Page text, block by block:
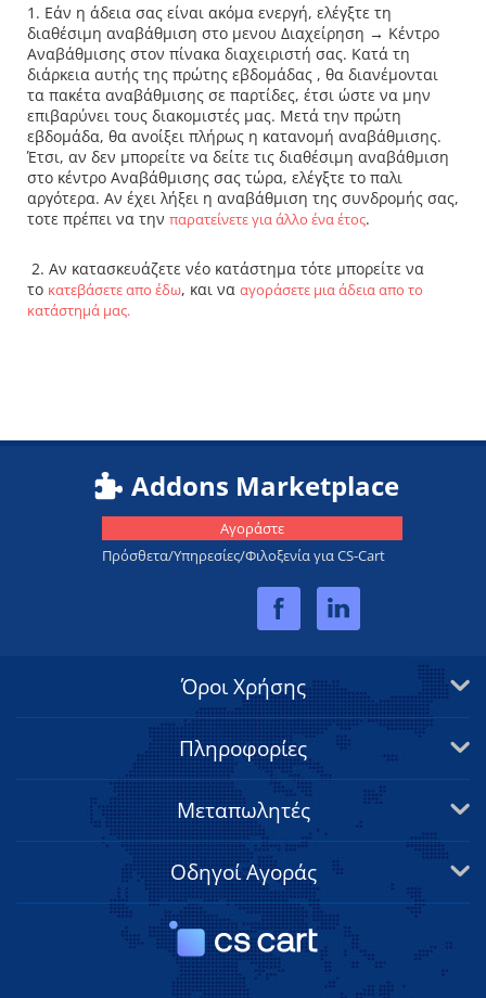
1. Εάν η άδεια σας είναι ακόμα ενεργή, ελέγξτε τη
διαθέσιμη αναβάθμιση στο μενου Διαχείρηση → Κέντρο
Αναβάθμισης στον πίνακα διαχειριστή σας. Κατά τη
διάρκεια αυτής της πρώτης εβδομάδας , θα διανέμονται
τα πακέτα αναβάθμισης σε παρτίδες, έτσι ώστε να μην
επιβαρύνει τους διακομιστές μας. Μετά την πρώτη
εβδομάδα, θα ανοίξει πλήρως η κατανομή αναβάθμισης.
Έτσι, αν δεν μπορείτε να δείτε τις διαθέσιμη αναβάθμιση
στο κέντρο Αναβάθμισης σας τώρα, ελέγξτε το παλι
αργότερα. Αν έχει λήξει η αναβάθμιση της συνδρομής σας,
τοτε πρέπει να την παρατείνετε για άλλο ένα έτος.
2. Αν κατασκευάζετε νέο κατάστημα τότε μπορείτε να
το κατεβάσετε απο έδω, και να αγοράσετε μια άδεια απο το
κατάστημά μας.
Addons Marketplace
Αγοράστε
Πρόσθετα/Υπηρεσίες/Φιλοξενία για CS-Cart
Όροι Χρήσης
Πληροφορίες
Μεταπωλητές
Οδηγοί Αγοράς